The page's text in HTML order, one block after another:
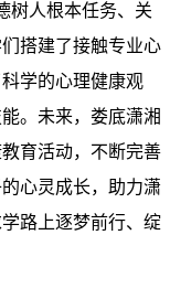
树人根本任务、关
搭建了接触专业心
学的心理健康观
。未来，娄底潇湘
育活动，不断完善
心灵成长，助力潇
路上逐梦前行、绽